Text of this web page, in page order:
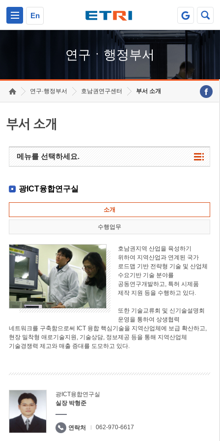
En
연구ㆍ행정부서
연구·행정부서 호남권연구센터 부서 소개
부서 소개
메뉴를 선택하세요.
광ICT융합연구실
소개
수행업무
호남권지역 산업을 육성하기
위하여 지역산업과 연계된 국가
로드맵 기반 전략형 기술 및 산업체
수요기반 기술 분야를
공동연구개발하고, 특허 시제품
제작 지원 등을 수행하고 있다.
또한 기술교류회 및 신기술설명회
운영을 통하여 상생협력
네트워크를 구축함으로써 ICT 융합 핵심기술을 지역산업체에 보급 확산하고,
현장 밀착형 애로기술지원, 기술상담, 정보제공 등을 통해 지역산업체
기술경쟁력 제고와 매출 증대를 도모하고 있다.
광ICT융합연구실
실장 박형준
연락처 062-970-6617